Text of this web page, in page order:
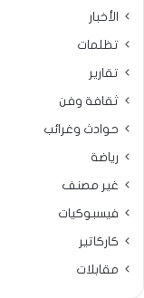
الأخبار
تظلمات
تقارير
ثقافة وفن
حوادث وغرائب
رياضة
غير مصنف
فيسبوكيات
كاركاتير
مقابلات